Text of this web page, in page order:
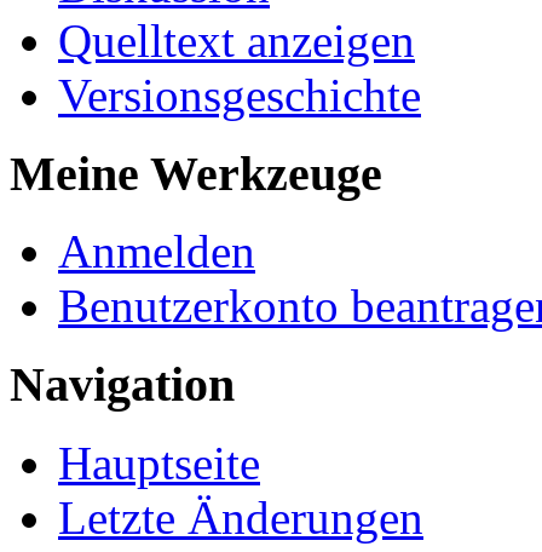
Quelltext anzeigen
Versionsgeschichte
Meine Werkzeuge
Anmelden
Benutzerkonto
Navigation
Hauptseite
Letzte Änderungen